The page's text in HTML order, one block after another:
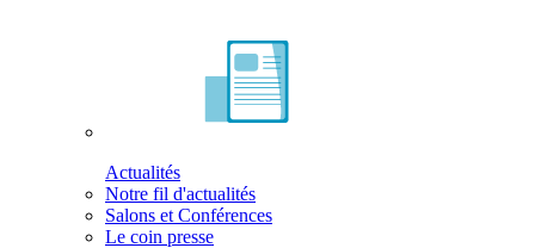
Actualités
Notre fil d'actualités
Salons et Conférences
Le coin presse